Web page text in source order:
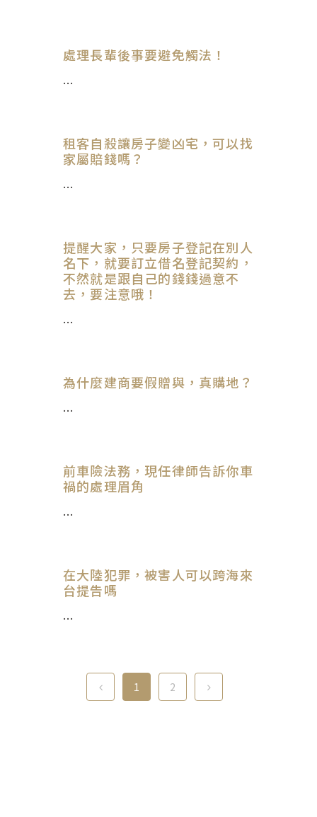
處理長輩後事要避免觸法！
...
租客自殺讓房子變凶宅，可以找
家屬賠錢嗎？
...
提醒大家，只要房子登記在別人
名下，就要訂立借名登記契約，
不然就是跟自己的錢錢過意不
去，要注意哦！
...
為什麼建商要假贈與，真購地？
...
前車險法務，現任律師告訴你車
禍的處理眉角
...
在大陸犯罪，被害人可以跨海來
台提告嗎
...
1 2